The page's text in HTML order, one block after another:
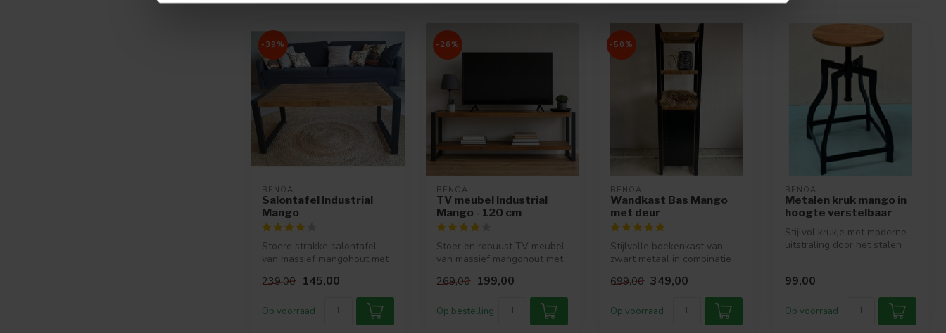
-39%
BENOA
Salontafel Industrial
Mango
Stoere strakke salontafel
van massief mangohout met
239,00 145,00
Op voorraad
-26%
BENOA
TV meubel Industrial
Mango - 120 cm
Stoer en robuust TV meubel
van massief mangohout met
269,00 199,00
Op bestelling
-50%
BENOA
Wandkast Bas Mango
met deur
Stijlvolle boekenkast van
zwart metaal in combinatie
699,00 349,00
Op voorraad
BENOA
Metalen kruk mango in
hoogte verstelbaar
Stijlvol krukje met moderne
uitstraling door het stalen
99,00
Op voorraad